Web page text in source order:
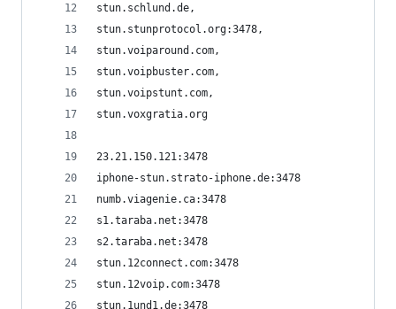
stun.schlund.de,
stun.stunprotocol.org:3478,
stun.voiparound.com,
stun.voipbuster.com,
stun.voipstunt.com,
stun.voxgratia.org
23.21.150.121:3478
iphone-stun.strato-iphone.de:3478
numb.viagenie.ca:3478
s1.taraba.net:3478
s2.taraba.net:3478
stun.12connect.com:3478
stun.12voip.com:3478
stun.1und1.de:3478